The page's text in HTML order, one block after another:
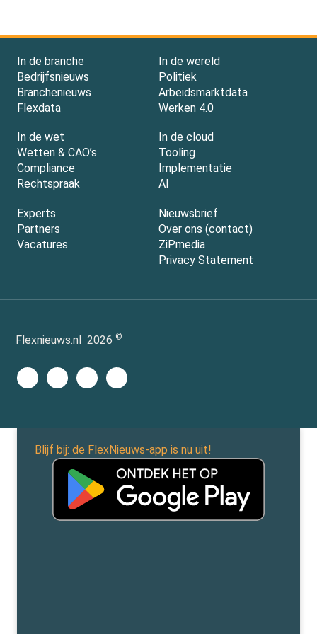
In de branche
Bedrijfsnieuws
Branchenieuws
Flexdata
In de wereld
Politiek
Arbeidsmarktdata
Werken 4.0
In de wet
Wetten & CAO’s
Compliance
Rechtspraak
In de cloud
Tooling
Implementatie
AI
Experts
Partners
Vacatures
Nieuwsbrief
Over ons (contact)
ZiPmedia
Privacy Statement
Flexnieuws.nl 2026 ©
Blijf bij: de FlexNieuws-app is nu uit!